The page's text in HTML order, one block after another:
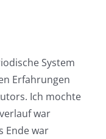
System
Erfahrungen
Ich mochte
war
Ende war